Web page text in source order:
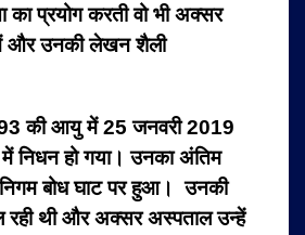
का प्रयोग करती वो भी अक्सर
और उनकी लेखन शैली
93 की आयु में 25 जनवरी 2019
निधन हो गया। उनका अंतिम
निगम बोध घाट पर हुआ। उनकी
रही थी और अक्सर अस्पताल उन्हें